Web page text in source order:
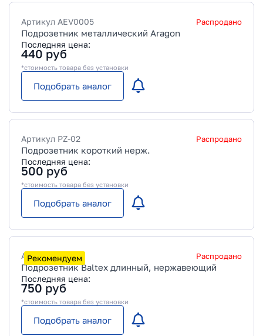
Артикул AEV0005 Распродано
Подрозетник металлический Aragon
Последняя цена:
440 руб
*стоимость товара без установки
Подобрать аналог
Артикул PZ-02 Распродано
Подрозетник короткий нерж.
Последняя цена:
500 руб
*стоимость товара без установки
Подобрать аналог
Рекомендуем
АртикулPZ-03 Распродано
Подрозетник Baltex длинный, нержавеющий
Последняя цена:
750 руб
*стоимость товара без установки
Подобрать аналог